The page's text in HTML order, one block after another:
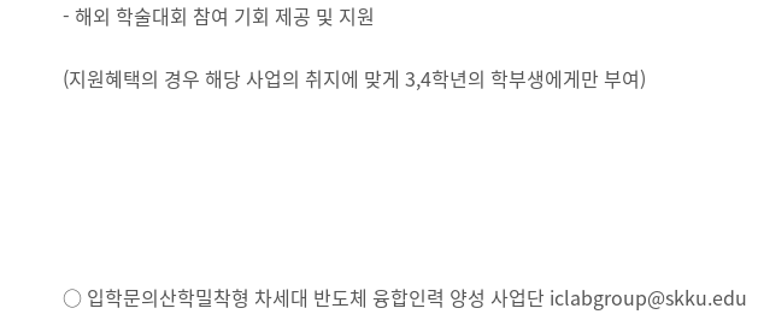
- 해외 학술대회 참여 기회 제공 및 지원
(지원혜택의 경우 해당 사업의 취지에 맞게 3,4학년의 학부생에게만 부여)
○ 입학문의산학밀착형 차세대 반도체 융합인력 양성 사업단 iclabgroup@skku.edu